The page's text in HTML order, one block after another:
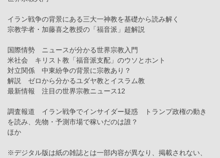
イラン戦争の背景にある三大一神教を基礎から読み解く
宗教学者・加藤喜之教授の「福音派」超解説
国際情勢 ニュースが分かる世界宗教入門
米社会 キリスト教「福音派支配」のウソとホント
対立関係 中東紛争の背景に宗教あり？
解説 ゼロから分かるユダヤ教とイスラム教
最新情報 注目の世界宗教ニュース12
調査報道 イラン戦争でインサイダー疑惑 トランプ政権の動き
を読み、先物・予測市場で稼いだのは誰？
ほか
※デジタル版は紙の雑誌とは一部内容が異なり、掲載されない、